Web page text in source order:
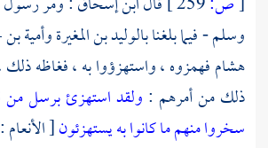
وسلم - فيما بلغنابالوليد بن المغيرةوأمية
هشامفهمزوه ، واستهزؤوا به ، فغاظه ذلك
ذلك من أمرهم : ولقد استهزئ برسل من
سخروا منهم ما كانوا به يستهزئون[ الأنعام : 10 ]